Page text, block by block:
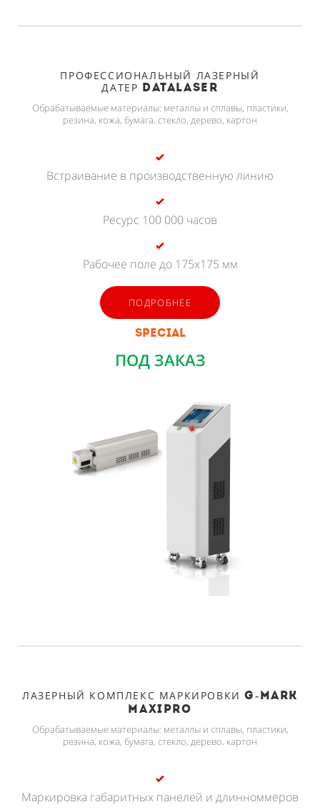
ПРОФЕССИОНАЛЬНЫЙ ЛАЗЕРНЫЙ
ДАТЕР
DATALASER
Обрабатываемые материалы: металлы и сплавы, пластики,
резина, кожа, бумага, стекло, дерево, картон
Встраивание в производственную линию
Ресурс 100 000 часов
Рабочее поле до 175х175 мм
ПОДРОБНЕЕ
SPECIAL
ПОД ЗАКАЗ
ЛАЗЕРНЫЙ КОМПЛЕКС МАРКИРОВКИG-MARK
MAXIPRO
Обрабатываемые материалы: металлы и сплавы, пластики,
резина, кожа, бумага, стекло, дерево, картон
Маркировка габаритных панелей и длинноммеров